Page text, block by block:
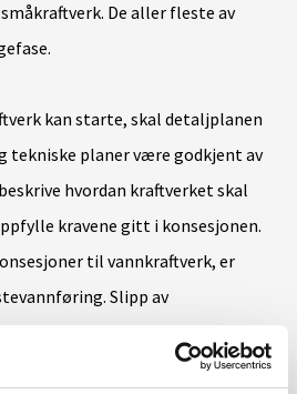
De aller fleste av
kan starte, skal detaljplanen
tekniske planer være godkjent av
hvordan kraftverket skal
kravene gitt i konsesjonen.
til vannkraftverk, er
Slipp av